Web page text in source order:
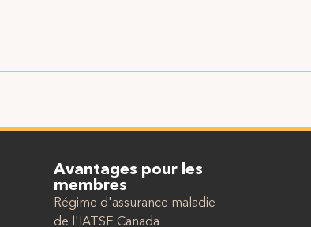
Avantages pour les
membres
Régime d'assurance maladie
de l'IATSE Canada